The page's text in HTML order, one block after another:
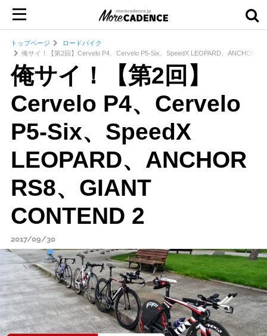
トップページ
ロードバイク
俺サイ！【第2回】Cervelo P4、Cervelo P5-Six、SpeedX LEOPARD、ANCHOR
俺サイ！【第2回】
Cervelo P4、Cervelo
P5-Six、SpeedX
LEOPARD、ANCHOR
RS8、GIANT
CONTEND 2
2017/09/30